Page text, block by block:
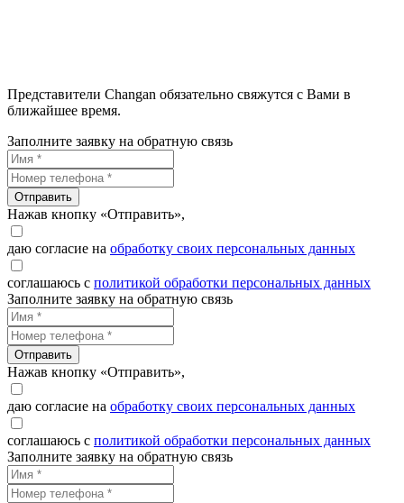
Представители Changan обязательно свяжутся с Вами в
ближайшее время.
Заполните заявку на обратную связь
Отправить
Нажав кнопку «Отправить»,
даю согласие на обработку своих персональных данных
соглашаюсь с политикой обработки персональных данных
Заполните заявку на обратную связь
Отправить
Нажав кнопку «Отправить»,
даю согласие на обработку своих персональных данных
соглашаюсь с политикой обработки персональных данных
Заполните заявку на обратную связь